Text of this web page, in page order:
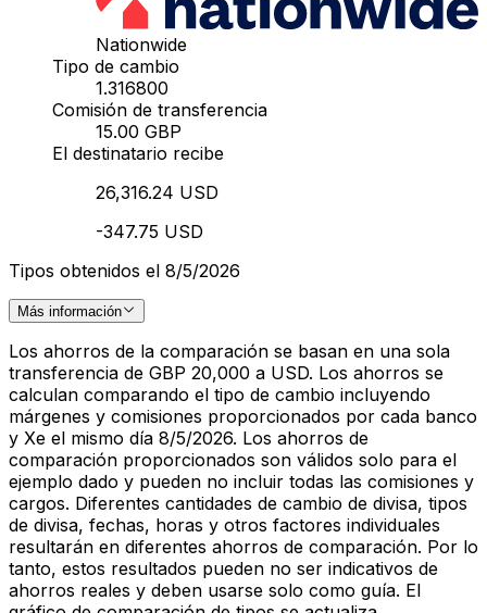
Nationwide
Tipo de cambio
1.316800
Comisión de transferencia
15.00 GBP
El destinatario recibe
26,316.24 USD
-347.75 USD
Tipos obtenidos el 8/5/2026
Más información
Los ahorros de la comparación se basan en una sola
transferencia de GBP 20,000 a USD. Los ahorros se
calculan comparando el tipo de cambio incluyendo
márgenes y comisiones proporcionados por cada banco
y Xe el mismo día 8/5/2026. Los ahorros de
comparación proporcionados son válidos solo para el
ejemplo dado y pueden no incluir todas las comisiones y
cargos. Diferentes cantidades de cambio de divisa, tipos
de divisa, fechas, horas y otros factores individuales
resultarán en diferentes ahorros de comparación. Por lo
tanto, estos resultados pueden no ser indicativos de
ahorros reales y deben usarse solo como guía. El